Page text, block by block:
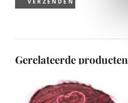
Gerelateerde producten